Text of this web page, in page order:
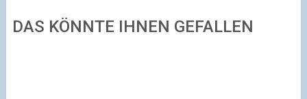
DAS KÖNNTE IHNEN GEFALLEN